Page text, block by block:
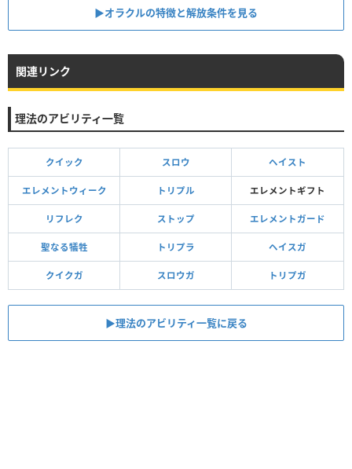
▶︎オラクルの特徴と解放条件を見る
関連リンク
理法のアビリティ一覧
クイック スロウ ヘイスト
エレメントウィーク トリプル エレメントギフト
リフレク ストップ エレメントガード
聖なる犠牲 トリプラ ヘイスガ
クイクガ スロウガ トリプガ
▶︎理法のアビリティ一覧に戻る